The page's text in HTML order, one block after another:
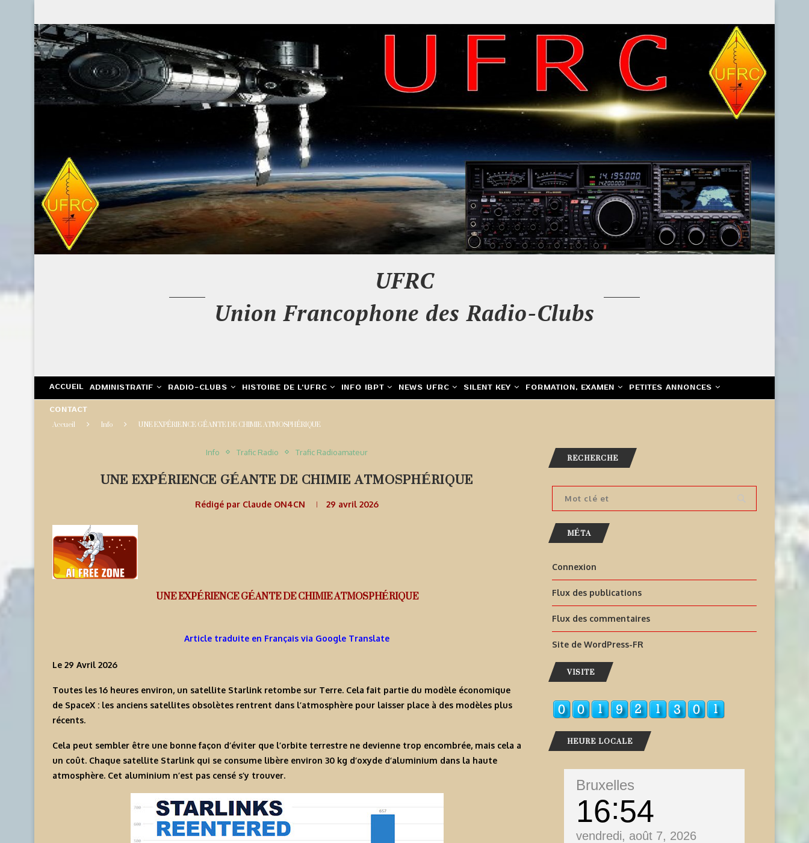
UFRC
Union Francophone des Radio-Clubs
ACCUEIL ADMINISTRATIF RADIO-CLUBS HISTOIRE DE L’UFRC INFO IBPT NEWS UFRC SILENT KEY FORMATION, EXAMEN PETITES ANNONCES
CONTACT
Accueil Info UNE EXPÉRIENCE GÉANTE DE CHIMIE ATMOSPHÉRIQUE
Info Trafic Radio Trafic Radioamateur
UNE EXPÉRIENCE GÉANTE DE CHIMIE ATMOSPHÉRIQUE
Rédigé par Claude ON4CN 29 avril 2026
UNE EXPÉRIENCE GÉANTE DE CHIMIE ATMOSPHÉRIQUE
Article traduite en Français via Google Translate
Le 29 Avril 2026
Toutes les 16 heures environ, un satellite Starlink retombe sur Terre. Cela fait partie du modèle économique
de SpaceX : les anciens satellites obsolètes rentrent dans l’atmosphère pour laisser place à des modèles plus
récents.
Cela peut sembler être une bonne façon d’éviter que l’orbite terrestre ne devienne trop encombrée, mais cela a
un coût. Chaque satellite Starlink qui se consume libère environ 30 kg d’oxyde d’aluminium dans la haute
atmosphère. Cet aluminium n’est pas censé s’y trouver.
RECHERCHE
MÉTA
Connexion
Flux des publications
Flux des commentaires
Site de WordPress-FR
VISITE
HEURE LOCALE
Bruxelles
16 54
vendredi, août 7, 2026